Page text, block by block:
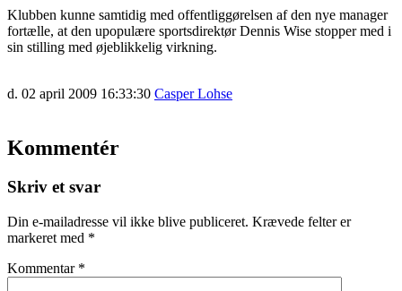
Klubben kunne samtidig med offentliggørelsen af den nye manager
fortælle, at den upopulære sportsdirektør Dennis Wise stopper med i
sin stilling med øjeblikkelig virkning.
d. 02 april 2009 16:33:30 Casper Lohse
Kommentér
Skriv et svar
Din e-mailadresse vil ikke blive publiceret. Krævede felter er
markeret med *
Kommentar *